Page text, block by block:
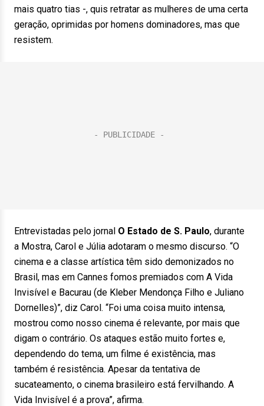
mais quatro tias -, quis retratar as mulheres de uma certa
geração, oprimidas por homens dominadores, mas que
resistem.
Entrevistadas pelo jornal O Estado de S. Paulo, durante
a Mostra, Carol e Júlia adotaram o mesmo discurso. “O
cinema e a classe artística têm sido demonizados no
Brasil, mas em Cannes fomos premiados com A Vida
Invisível e Bacurau (de Kleber Mendonça Filho e Juliano
Dornelles)”, diz Carol. “Foi uma coisa muito intensa,
mostrou como nosso cinema é relevante, por mais que
digam o contrário. Os ataques estão muito fortes e,
dependendo do tema, um filme é existência, mas
também é resistência. Apesar da tentativa de
sucateamento, o cinema brasileiro está fervilhando. A
Vida Invisível é a prova”, afirma.